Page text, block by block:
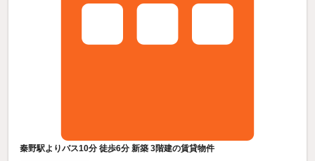
秦野駅よりバス10分 徒歩6分 新築 3階建の賃貸物件